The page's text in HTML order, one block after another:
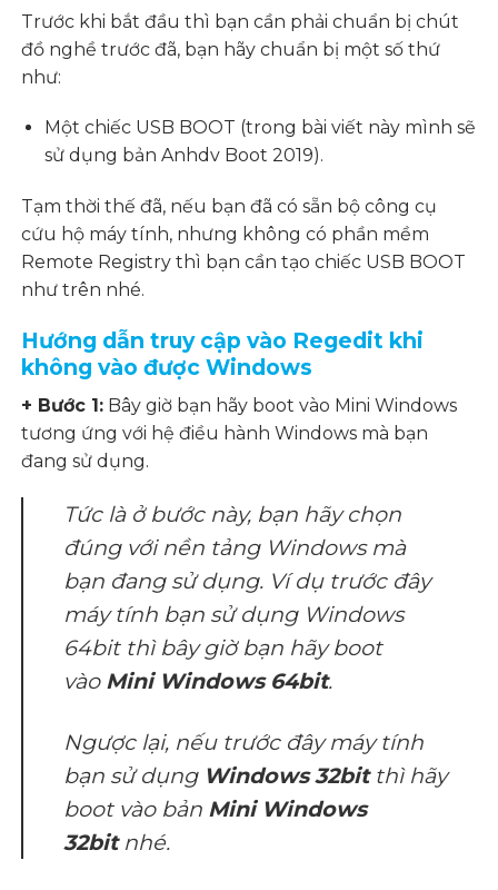
Trước khi bắt đầu thì bạn cần phải chuẩn bị chút
đồ nghề trước đã, bạn hãy chuẩn bị một số thứ
như:
Một chiếc USB BOOT (trong bài viết này mình sẽ
sử dụng bản Anhdv Boot 2019).
Tạm thời thế đã, nếu bạn đã có sẵn bộ công cụ
cứu hộ máy tính, nhưng không có phần mềm
Remote Registry thì bạn cần tạo chiếc USB BOOT
như trên nhé.
Hướng dẫn truy cập vào Regedit khi
không vào được Windows
+ Bước 1: Bây giờ bạn hãy boot vào Mini Windows
tương ứng với hệ điều hành Windows mà bạn
đang sử dụng.
Tức là ở bước này, bạn hãy chọn
đúng với nền tảng Windows mà
bạn đang sử dụng. Ví dụ trước đây
máy tính bạn sử dụng Windows
64bit thì bây giờ bạn hãy boot
vào Mini Windows 64bit.
Ngược lại, nếu trước đây máy tính
bạn sử dụng Windows 32bitthì hãy
boot vào bản Mini Windows
32bitnhé.